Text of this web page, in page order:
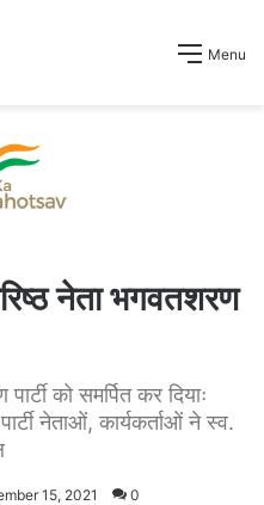
Menu
नेता भगवतशरण
को समर्पित कर दियाः
नेताओं, कार्यकर्ताओं ने स्व.
15, 2021 0